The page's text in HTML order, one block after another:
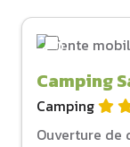
Camping
Camping
Ouverture de